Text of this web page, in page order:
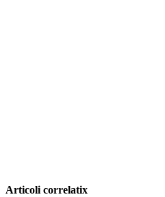
Articoli correlatix